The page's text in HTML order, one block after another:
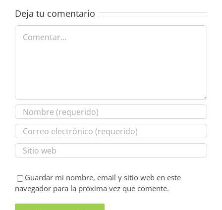
Deja tu comentario
Comentar
Guardar mi nombre, email y sitio web en este
navegador para la próxima vez que comente.